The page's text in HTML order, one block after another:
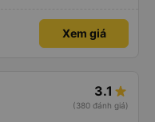
Xem giá
3.1
(380 đánh giá)